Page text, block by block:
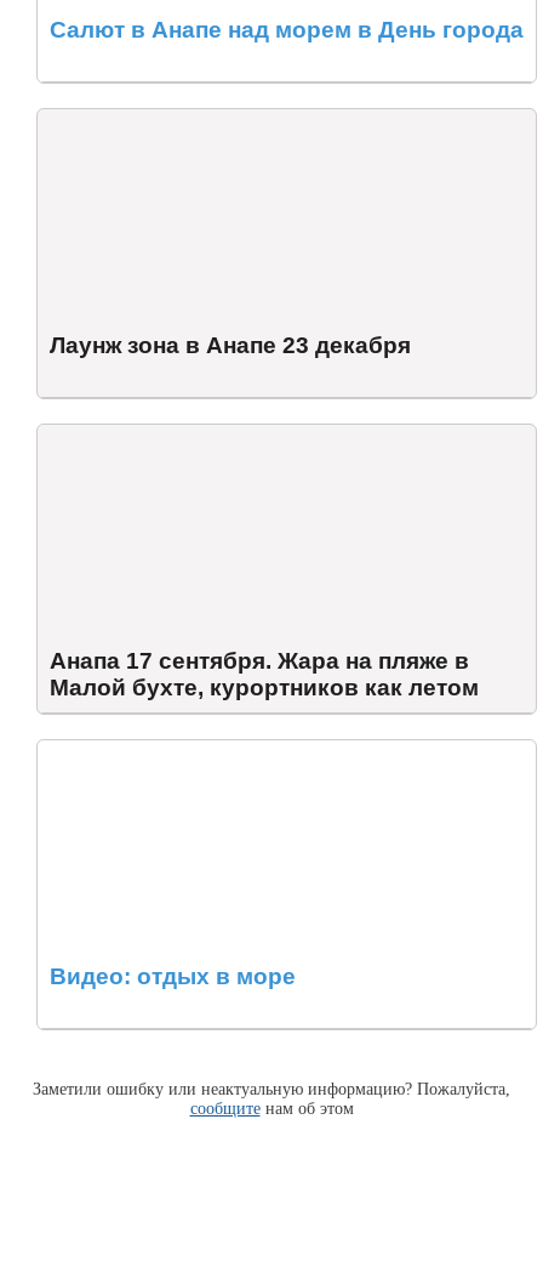
Салют в Анапе над морем в День города
Лаунж зона в Анапе 23 декабря
Анапа 17 сентября. Жара на пляже в
Малой бухте, курортников как летом
Видео: отдых в море
Заметили ошибку или неактуальную информацию? Пожалуйста,
сообщитенам об этом